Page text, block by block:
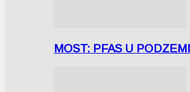
MOST: PFAS U